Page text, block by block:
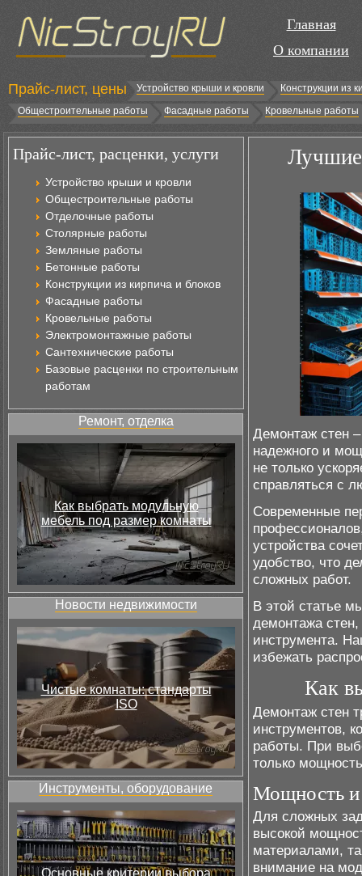
Главная
О компании
Прайс-лист, цены Устройство крыши и кровли
Конструкции из
Общестроительные работы
Фасадные работы Кровельные работы
Прайс-лист, расценки, услуги
Устройство крыши и кровли
Общестроительные работы
Отделочные работы
Столярные работы
Земляные работы
Бетонные работы
Конструкции из кирпича и блоков
Фасадные работы
Кровельные работы
Электромонтажные работы
Сантехнические работы
Базовые расценки по строительным
работам
Ремонт, отделка
Как выбрать модульную
мебель под размер комнаты
Новости недвижимости
Чистые комнаты: стандарты
ISO
Инструменты, оборудование
Основные критерии выбора
Лучшие
Демонтаж стен
надежного и
не только
справляться с
Современные
устройства
удобство, что
сложных работ.
В этой статье
демонтажа
инструмента.
избежать
Как
Демонтаж стен
инструментов,
работы. При
только
Мощность и
Для сложных
высокой
материалами,
внимание на